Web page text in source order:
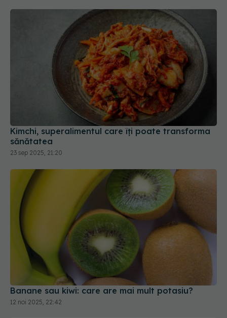
Kimchi, superalimentul care îți poate transforma
Banane sau kiwi: care are mai mult potasiu?
12 noi 2025, 22:42